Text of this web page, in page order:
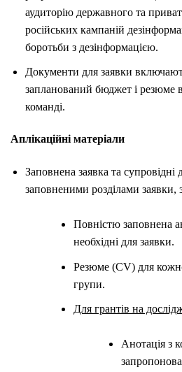
аудиторію державного та
російських кампаній
боротьби з дезінформацією.
Документи для заявки
запланований бюджет і резюме
команді.
Аплікаційні матеріали
Заповнена заявка та супровідні
заповненими розділами заявки,
Повністю заповнена
необхідні для заявки.
Резюме (CV) для
групи.
Для грантів на
Анотація з